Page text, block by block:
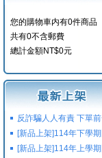
您的購物車内有0件商品
共有0不含郵費
總計金額NT$0元